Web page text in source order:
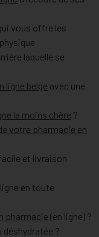
vous offre les
laquelle se
ligne belge avec une
la moins chère ?
votre pharmacie en
et livraison
en toute
pharmacie (en ligne) ?
déshydratée ?